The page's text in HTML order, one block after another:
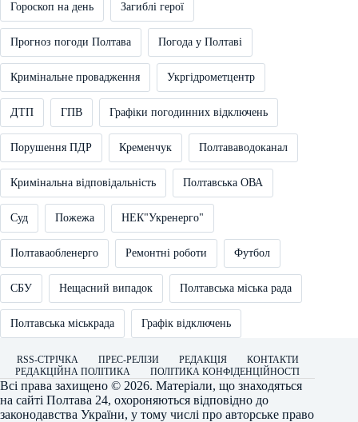
Гороскоп на день Загиблі герої
Прогноз погоди Полтава Погода у Полтаві
Кримінальне провадження Укргідрометцентр
ДТП ГПВ Графіки погодинних відключень
Порушення ПДР Кременчук Полтававодоканал
Кримінальна відповідальність Полтавська ОВА
Суд Пожежа НЕК"Укренерго"
Полтаваобленерго Ремонтні роботи Футбол
СБУ Нещасний випадок Полтавська міська рада
Полтавська міськрада Графік відключень
RSS-СТРІЧКА ПРЕС-РЕЛІЗИ РЕДАКЦІЯ
КОНТАКТИ
РЕДАКЦІЙНА ПОЛІТИКА
ПОЛІТИКА КОНФІДЕНЦІЙНОСТІ
Всі права захищено © 2026. Матеріали, що знаходяться
на сайті Полтава 24, охороняються відповідно до
законодавства України, у тому числі про авторське право